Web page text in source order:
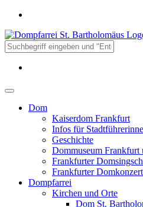
Dom
Kaiserdom Frankfurt
Infos für
Geschichte
Dommuseum Frankfurt
Frankfurter
Frankfurter
Dompfarrei
Kirchen und Orte
Dom St.